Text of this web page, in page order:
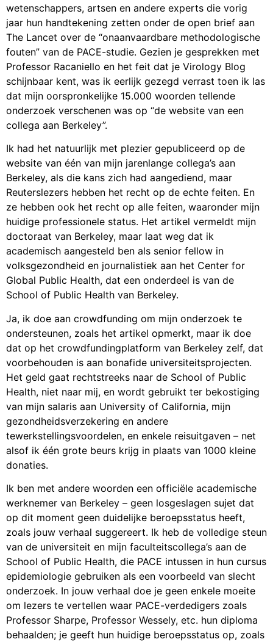
wetenschappers, artsen en andere experts die vorig
jaar hun handtekening zetten onder de open brief aan
The Lancet over de “onaanvaardbare methodologische
fouten” van de PACE-studie. Gezien je gesprekken met
Professor Racaniello en het feit dat je Virology Blog
schijnbaar kent, was ik eerlijk gezegd verrast toen ik las
dat mijn oorspronkelijke 15.000 woorden tellende
onderzoek verschenen was op “de website van een
collega aan Berkeley”.
Ik had het natuurlijk met plezier gepubliceerd op de
website van één van mijn jarenlange collega’s aan
Berkeley, als die kans zich had aangediend, maar
Reuterslezers hebben het recht op de echte feiten. En
ze hebben ook het recht op alle feiten, waaronder mijn
huidige professionele status. Het artikel vermeldt mijn
doctoraat van Berkeley, maar laat weg dat ik
academisch aangesteld ben als senior fellow in
volksgezondheid en journalistiek aan het Center for
Global Public Health, dat een onderdeel is van de
School of Public Health van Berkeley.
Ja, ik doe aan crowdfunding om mijn onderzoek te
ondersteunen, zoals het artikel opmerkt, maar ik doe
dat op het crowdfundingplatform van Berkeley zelf, dat
voorbehouden is aan bonafide universiteitsprojecten.
Het geld gaat rechtstreeks naar de School of Public
Health, niet naar mij, en wordt gebruikt ter bekostiging
van mijn salaris aan University of California, mijn
gezondheidsverzekering en andere
tewerkstellingsvoordelen, en enkele reisuitgaven – net
alsof ik één grote beurs krijg in plaats van 1000 kleine
donaties.
Ik ben met andere woorden een officiële academische
werknemer van Berkeley – geen losgeslagen sujet dat
op dit moment geen duidelijke beroepsstatus heeft,
zoals jouw verhaal suggereert. Ik heb de volledige steun
van de universiteit en mijn faculteitscollega’s aan de
School of Public Health, die PACE intussen in hun cursus
epidemiologie gebruiken als een voorbeeld van slecht
onderzoek. In jouw verhaal doe je geen enkele moeite
om lezers te vertellen waar PACE-verdedigers zoals
Professor Sharpe, Professor Wessely, etc. hun diploma
behaalden; je geeft hun huidige beroepsstatus op, zoals